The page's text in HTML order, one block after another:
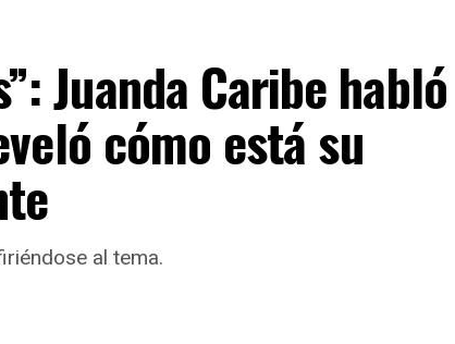
Juanda Caribe
cómo está su
al tema.